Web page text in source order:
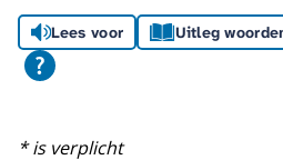
Lees voor Uitleg
* is verplicht